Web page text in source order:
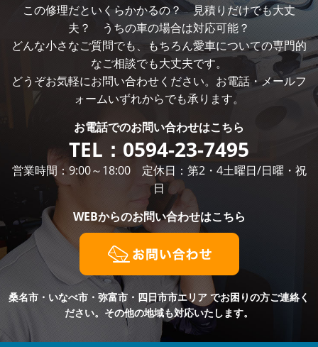
この修理だといくらかかるの？ 見積りだけでも大丈
夫？ うちの車の場合は対応可能？
どんな小さなご質問でも、もちろん愛車についての専門的
なご相談でも大丈夫です。
どうぞお気軽にお問い合わせください。お電話・メールフ
ォームいずれからでも承ります。
お電話でのお問い合わせはこちら
TEL： 0594-23-7495
営業時間：9:00～18:00 定休日：第2・4土曜日/日曜・祝
日
WEBからのお問い合わせはこちら
桑名市・いなべ市・弥富市・四日市市エリア でお困りの方ご連絡く
ださい。その他の地域も対応いたします。